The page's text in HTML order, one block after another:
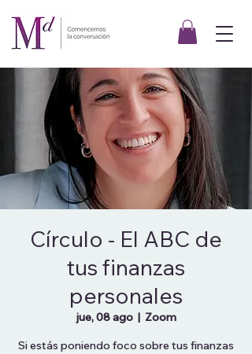
Círculo - El ABC de
tus finanzas
personales
jue, 08 ago
  |
Zoom
Si estás poniendo foco sobre tus finanzas